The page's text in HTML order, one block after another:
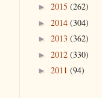
► 2015 (262)
► 2014 (304)
► 2013 (362)
► 2012 (330)
► 2011 (94)